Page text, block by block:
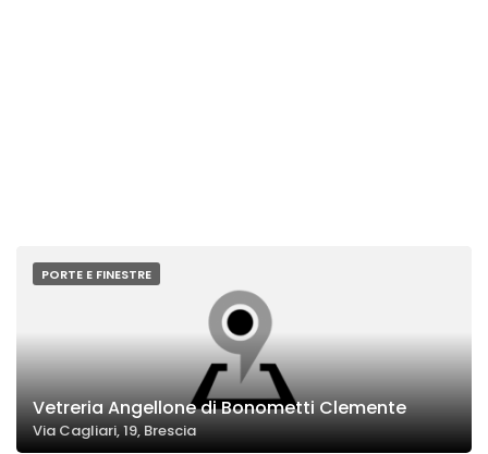
PORTE E FINESTRE
Vetreria Angellone di Bonometti Clemente
Via Cagliari, 19, Brescia